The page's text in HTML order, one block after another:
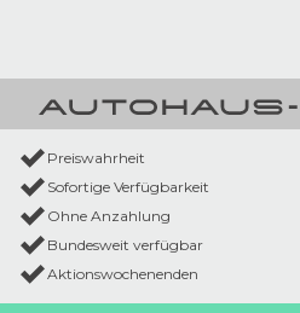
Preiswahrheit
Sofortige Verfügbarkeit
Ohne Anzahlung
Bundesweit verfügbar
Aktionswochenenden